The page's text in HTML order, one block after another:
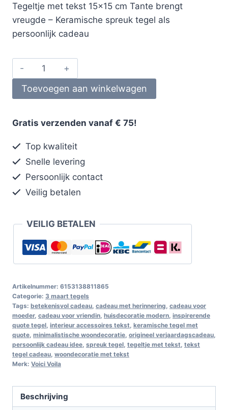
Tegeltje met tekst 15×15 cm Tante brengt
vreugde – Keramische spreuk tegel als
persoonlijk cadeau
Toevoegen aan winkelwagen
Gratis verzenden vanaf € 75!
Top kwaliteit
Snelle levering
Persoonlijk contact
Veilig betalen
VEILIG BETALEN
Artikelnummer: 6153138811865
Categorie: 3 maart tegels
Tags: betekenisvol cadeau cadeau met herinnering cadeau voor
moeder, cadeau voor vriendin huisdecoratie modern inspirerende
quote tegel interieur accessoires tekst keramische tegel met
quote minimalistische woondecoratie origineel verjaardagscadeau
persoonlijk cadeau idee spreuk tegel tegeltje met tekst tekst
tegel cadeau woondecoratie met tekst
Merk: Voici Voila
Beschrijving